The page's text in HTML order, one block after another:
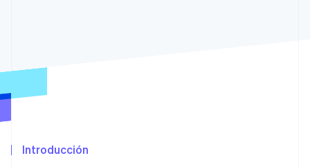
Eliminación de dióxido de carbono
Introducción